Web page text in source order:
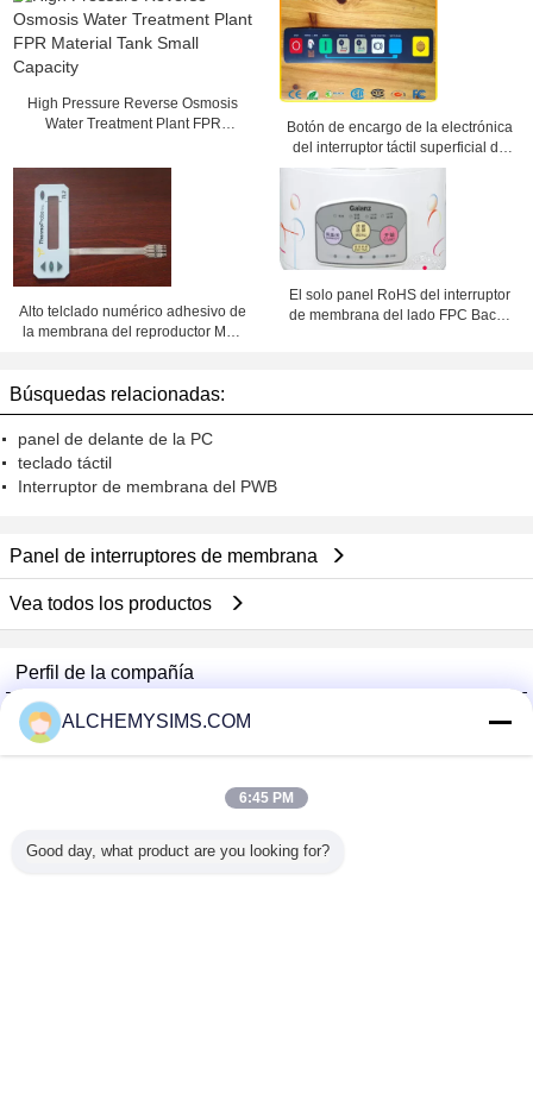
High Pressure Reverse Osmosis
Water Treatment Plant FPR
Botón de encargo de la electrónica
del interruptor táctil superficial de
la bóveda de Matt
Alto telclado numérico adhesivo de
la membrana del reproductor Mp3
El solo panel RoHS del interruptor
de membrana del lado FPC Backit
Búsquedas relacionadas:
panel de delante de la PC
teclado táctil
Interruptor de membrana del PWB
Panel de interruptores de membrana
Vea todos los productos
Perfil de la compañía
Shenzhen City Breaker Co., Ltd.
proveedores calificados
Verified Suplier
ALCHEMYSIMS.COM
6:45 PM
Good day, what product are you looking for?